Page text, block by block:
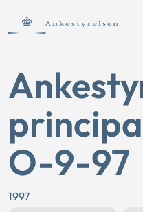
O-9-97
1997